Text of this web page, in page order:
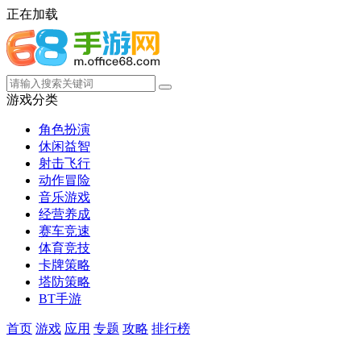
正在加载
游戏分类
角色扮演
休闲益智
射击飞行
动作冒险
音乐游戏
经营养成
赛车竞速
体育竞技
卡牌策略
塔防策略
BT手游
首页 游戏 应用 专题 攻略 排行榜